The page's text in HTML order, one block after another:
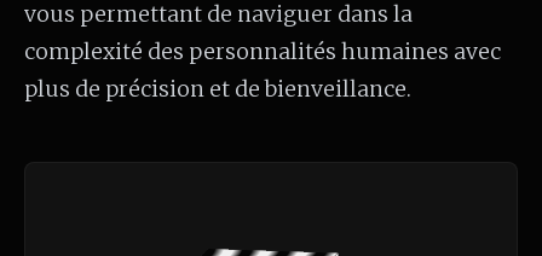
vous permettant de naviguer dans la
complexité des personnalités humaines avec
plus de précision et de bienveillance.